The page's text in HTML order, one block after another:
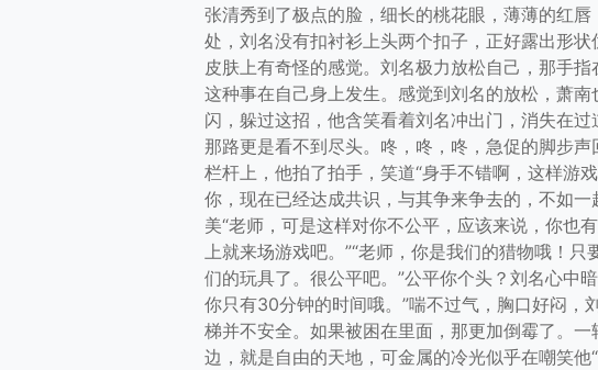
张清秀到了极点的脸，细长的桃花眼，薄薄的红
处，刘名没有扣衬衫上头两个扣子，正好露出形
皮肤上有奇怪的感觉。刘名极力放松自己，那手
这种事在自己身上发生。感觉到刘名的放松，萧
闪，躲过这招，他含笑看着刘名冲出门，消失在
那路更是看不到尽头。咚，咚，咚，急促的脚步
栏杆上，他拍了拍手，笑道“身手不错啊，这样游
你，现在已经达成共识，与其争来争去的，不如
美“老师，可是这样对你不公平，应该来说，你也
上就来场游戏吧。”“老师，你是我们的猎物哦！
们的玩具了。很公平吧。”公平你个头？刘名心中
你只有30分钟的时间哦。”喘不过气，胸口好闷，
梯并不安全。如果被困在里面，那更加倒霉了。
边，就是自由的天地，可金属的冷光似乎在嘲笑